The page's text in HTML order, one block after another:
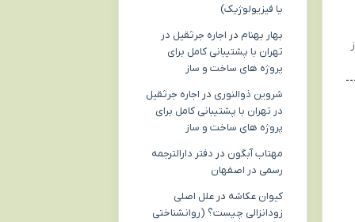
یا فیزیولوژیک)
بهار بهنام در اجاره جرثقیل در
تهران با پشتیبانی کامل برای
پروژه های ساخت و ساز
شروین ذوالنوری در اجاره جرثقیل
در تهران با پشتیبانی کامل برای
پروژه های ساخت و ساز
مهتاب آبگون در دفتر دارالترجمه
رسمی در اصفهان
کیوان عکاشه در علل اصلی
زودانزالی چیست؟ (روانشناختی